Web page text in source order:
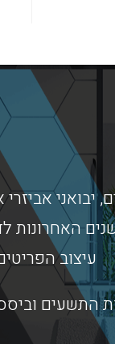
יבואני
האחרונות
עיצוב
התשעים